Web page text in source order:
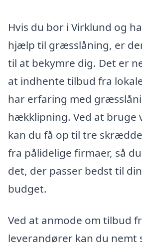
Hvis du bor i Virklund og
hjælp til græsslåning, er
til at bekymre dig. Det er
at indhente tilbud fra
har erfaring med
hækklipning. Ved at bruge
kan du få op til tre
fra pålidelige firmaer, så
det, der passer bedst til
budget.
Ved at anmode om tilbud
leverandører kan du nemt